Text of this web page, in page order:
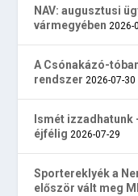
NAV: augusztusi
vármegyében 2026-
A Csónakázó-
rendszer 2026-07-30
Ismét
éjfélig 2026-07-29
Sportereklyék a
először vált meg